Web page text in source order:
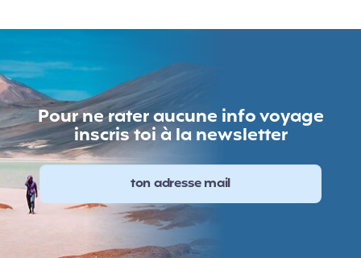
Pour ne rater aucune info voyage
inscris toi à la newsletter